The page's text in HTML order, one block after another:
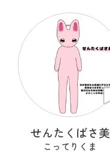
せんたくばさ美
こってりくま